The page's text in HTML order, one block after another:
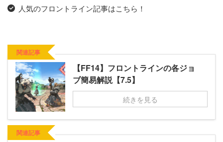
人気のフロントライン記事はこちら！
関連記事
【FF14】フロントラインの各ジョ
ブ簡易解説【7.5】
続きを見る
関連記事